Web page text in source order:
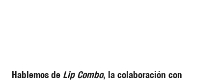
Hablemos de Lip Combo, la colaboración con